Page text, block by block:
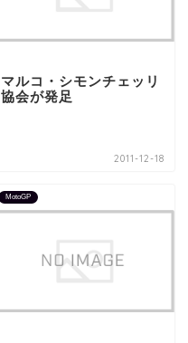
マルコ・シモンチェッリ
協会が発足
2011-12-18
MotoGP